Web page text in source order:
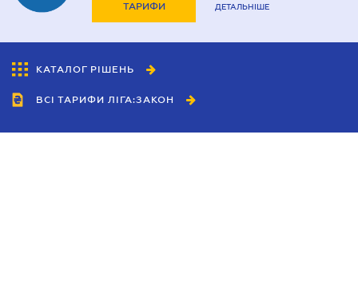
ТАРИФИ ДЕТАЛЬНІШЕ
КАТАЛОГ РІШЕНЬ
ВСІ ТАРИФИ ЛІГА:ЗАКОН